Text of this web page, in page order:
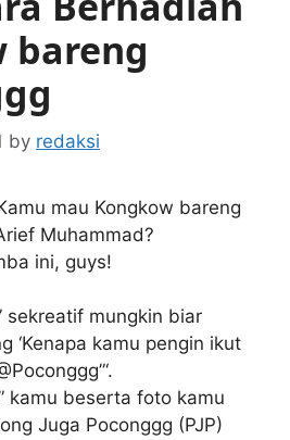
bareng
by redaksi
mau Kongkow bareng
Muhammad?
ini, guys!
mungkin biar
‘Kenapa kamu pengin ikut
kamu beserta foto kamu
Juga Poconggg (PJP)